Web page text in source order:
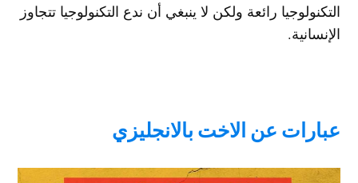
التكنولوجيا رائعة ولكن لا ينبغي أن ندع التكنولوجيا تتجاوز
الإنسانية.
عبارات عن الاخت بالانجليزي